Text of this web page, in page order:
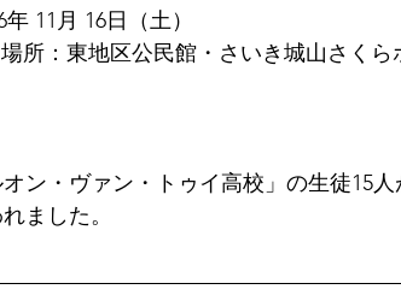
和6年 11月 16日（
公民館・さいき城山さくらホ
ン・ヴァン・トゥイ高校」の生徒15
ました。